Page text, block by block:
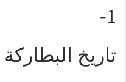
1-
تاريخ البطاركة